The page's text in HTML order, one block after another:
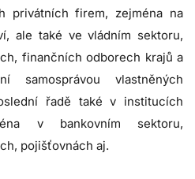
privátních firem, zejména na
ale také ve vládním sektoru,
finančních odborech krajů a
vlastněných
řadě také v institucích
v bankovním sektoru,
pojišťovnách aj.